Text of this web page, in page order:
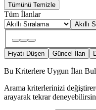
Tümünü Temizle
Tüm İlanlar
Akıllı
Fiyatı Düşen Güncel İlan
Bu Kriterlere Uygun İlan
Arama kriterlerinizi
arayarak tekrar